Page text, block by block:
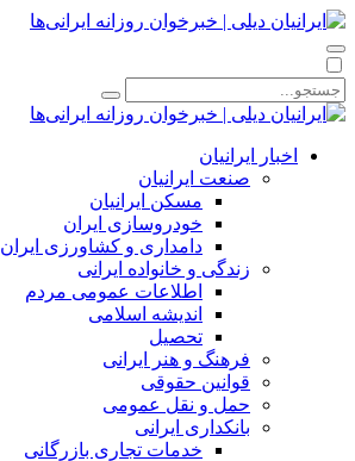
اخبار ایرانیان
صنعت ایرانیان
مسکن ایرانیان
خودروسازی ایران
دامداری و کشاورزی ایران
زندگی و خانواده ایرانی
اطلاعات عمومی مردم
اندیشه اسلامی
تحصیل
فرهنگ و هنر ایرانی
قوانین حقوقی
حمل و نقل عمومی
بانکداری ایرانی
خدمات تجاری بازرگانی